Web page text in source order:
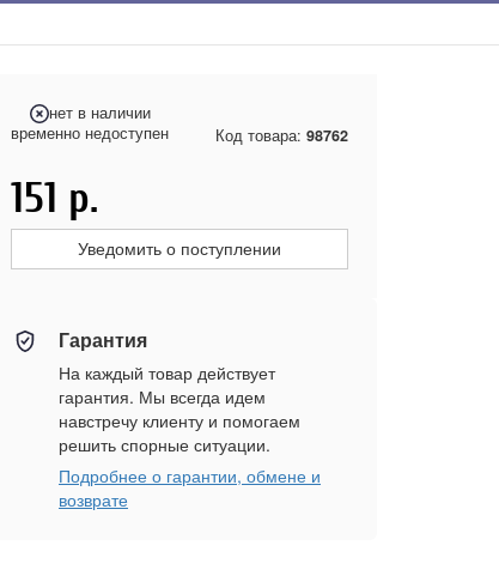
нет в наличии
временно недоступен
Код товара: 98762
151 р.
Уведомить о поступлении
Гарантия
На каждый товар действует
гарантия. Мы всегда идем
навстречу клиенту и помогаем
решить спорные ситуации.
Подробнее о гарантии, обмене и
возврате